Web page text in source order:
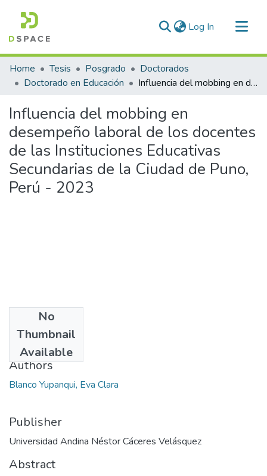
Log In (current)
Communities & Collections
All of DSpace
Home Tesis Posgrado
Doctorados
Doctorado en Educación
Influencia del mobbing en desempeño laboral de los docentes de las Instituciones Educativas Secundarias de la Ciudad de Puno, Perú - 2023
Influencia del mobbing en
desempeño laboral de los docentes
de las Instituciones Educativas
Secundarias de la Ciudad de Puno,
Perú - 2023
No
Thumbnail
Available
2023
Authors
Blanco Yupanqui, Eva Clara
Publisher
Universidad Andina Néstor Cáceres Velásquez
Abstract